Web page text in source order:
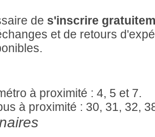
de s'inscrire
et de retours
à proximité : 4, 5 et 7.
à proximité : 30, 31, 32,